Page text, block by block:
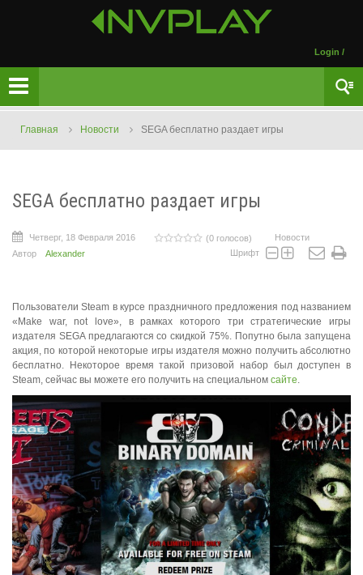
Login /
Главная Новости SEGA бесплатно раздает игры
SEGA бесплатно раздает игры
Четверг, 18 Февраля 2016 (0 голосов)
Новости
Автор
Alexander Шрифт
Пользователи Steam в курсе праздничного предложения под названием
«Make war, not love», в рамках которого три стратегические игры
издателя SEGA предлагаются со скидкой 75%. Попутно была запущена
акция, по которой некоторые игры издателя можно получить абсолютно
бесплатно. Некоторое время такой призовой набор был доступен в
Steam, сейчас вы можете его получить на специальном сайте.